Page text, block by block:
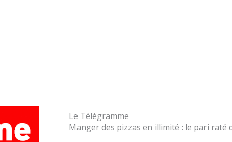
Le Télégramme
Manger des pizzas en illimité : le pari raté